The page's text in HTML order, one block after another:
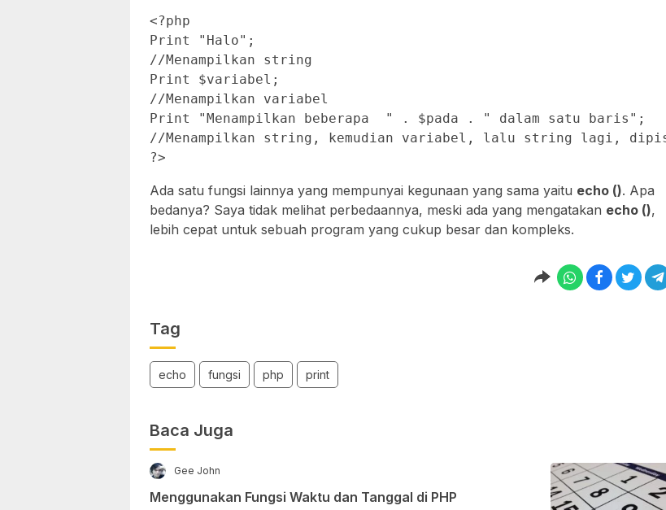
<?php
Print "Halo";
//Menampilkan string
Print $variabel;
//Menampilkan variabel
Print "Menampilkan beberapa  " . $pada . " dalam satu baris";
//Menampilkan string, kemudian variabel, lalu string lagi,
?>
Ada satu fungsi lainnya yang mempunyai kegunaan yang sama yaitu echo (). Apa
bedanya? Saya tidak melihat perbedaannya, meski ada yang mengatakan echo (),
lebih cepat untuk sebuah program yang cukup besar dan kompleks.
Tag
echo fungsi php print
Baca Juga
Gee John
Menggunakan Fungsi Waktu dan Tanggal di PHP